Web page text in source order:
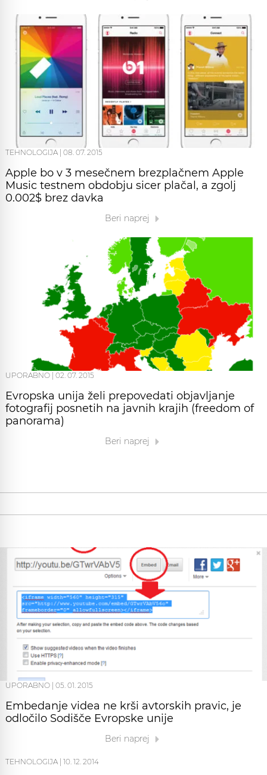
TEHNOLOGIJA 08. 07. 2015
Apple bo v 3 mesečnem brezplačnem Apple
Music testnem obdobju sicer plačal, a zgolj
0.002$ brez davka
Beri naprej
UPORABNO 02. 07. 2015
Evropska unija želi prepovedati objavljanje
fotografij posnetih na javnih krajih (freedom of
panorama)
Beri naprej
UPORABNO | 05. 01. 2015
Embedanje videa ne krši avtorskih pravic, je
odločilo Sodišče Evropske unije
Beri naprej
TEHNOLOGIJA 10. 12. 2014